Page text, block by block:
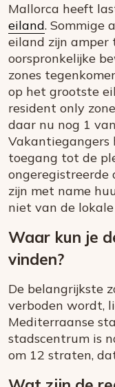
Mallorca heeft
eiland. Sommige
eiland zijn amper
oorspronkelijke
zones
op het grootste
resident only
daar nu nog 1
Vakantiegangers
toegang tot de
ongeregistreerde
zijn met name
niet van de
Waar kun je
vinden?
De belangrijkste
verboden wordt,
Mediterraanse
stadscentrum is
om 12 straten,